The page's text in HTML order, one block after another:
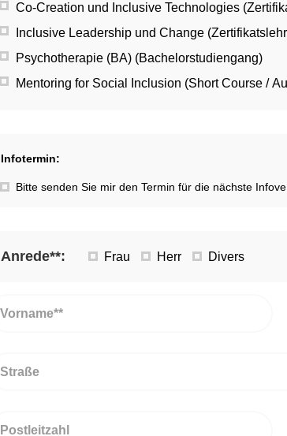
Co-Creation und Inclusive Technologies
Inclusive Leadership und Change
Psychotherapie (BA) (Bachelorstudiengang)
Mentoring for Social Inclusion (Short Course /
Bitte senden Sie mir den Termin für die nächste
Infotermin:
Anrede**: Frau Herr Divers